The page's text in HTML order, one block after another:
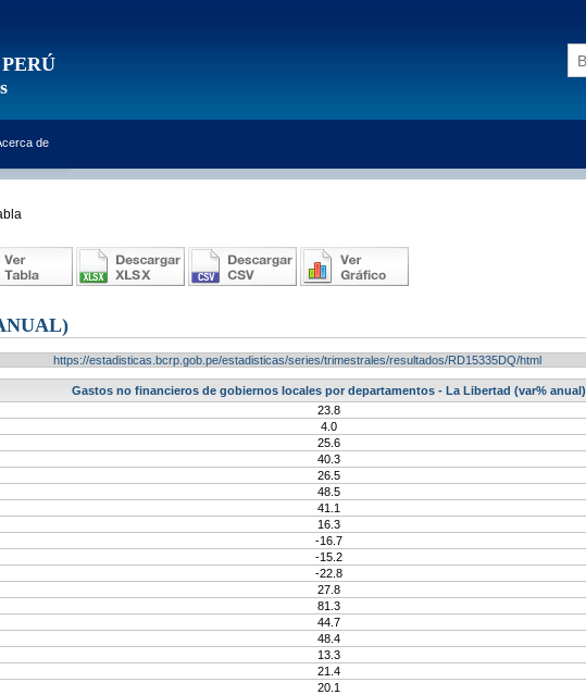
de
https://estadisticas.bcrp.gob.pe/estadisticas/series/trimestrales/resultados/RD15335DQ/html
Gastos no financieros de gobiernos locales por departamentos - La Libertad (var% anual)
23.8
4.0
25.6
40.3
26.5
48.5
41.1
16.3
-16.7
-15.2
-22.8
27.8
81.3
44.7
48.4
13.3
21.4
20.1